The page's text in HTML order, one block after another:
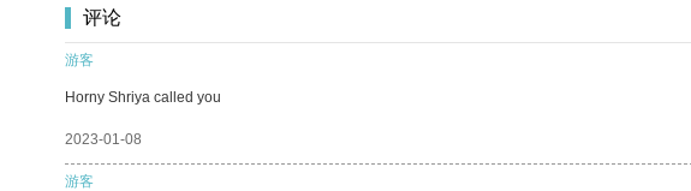
评论
游客
Horny Shriya called you
2023-01-08
游客